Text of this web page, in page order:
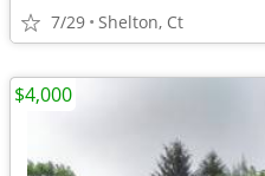
7/29 Shelton, Ct
$4,000